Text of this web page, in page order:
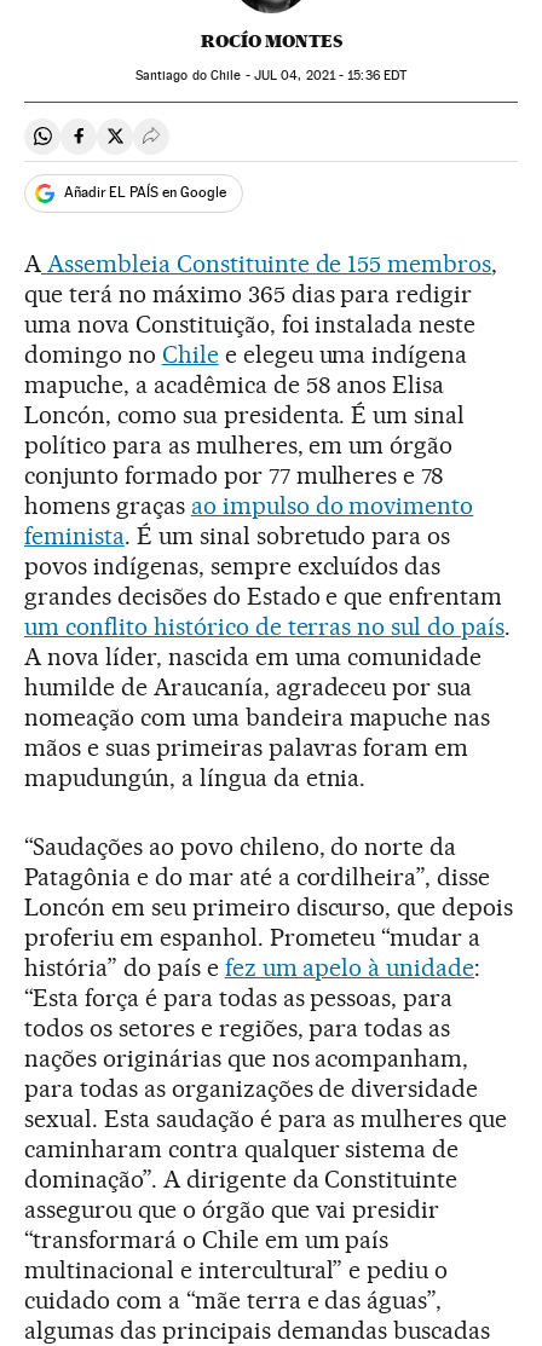
ROCÍO MONTES
Santiago do Chile - JUL 04, 2021 - 15:36EDT
Compartir en Whatsapp
Compartir en Facebook
Compartir en Twitter
Desplegar Redes Sociales
Añadir EL PAÍS en Google
AAssembleia Constituinte de 155 membros,
que terá no máximo 365 dias para redigir
uma nova Constituição, foi instalada neste
domingo no Chilee elegeu uma indígena
mapuche, a acadêmica de 58 anos Elisa
Loncón, como sua presidenta. É um sinal
político para as mulheres, em um órgão
conjunto formado por 77 mulheres e 78
homens graças ao impulso do movimento
feminista. É um sinal sobretudo para os
povos indígenas, sempre excluídos das
grandes decisões do Estado e que enfrentam
um conflito histórico de terras no sul do país.
A nova líder, nascida em uma comunidade
humilde de Araucanía, agradeceu por sua
nomeação com uma bandeira mapuche nas
mãos e suas primeiras palavras foram em
mapudungún, a língua da etnia.
“Saudações ao povo chileno, do norte da
Patagônia e do mar até a cordilheira”, disse
Loncón em seu primeiro discurso, que depois
proferiu em espanhol. Prometeu “mudar a
história” do país e fez um apelo à unidade:
“Esta força é para todas as pessoas, para
todos os setores e regiões, para todas as
nações originárias que nos acompanham,
para todas as organizações de diversidade
sexual. Esta saudação é para as mulheres que
caminharam contra qualquer sistema de
dominação”. A dirigente da Constituinte
assegurou que o órgão que vai presidir
“transformará o Chile em um país
multinacional e intercultural” e pediu o
cuidado com a “mãe terra e das águas”,
algumas das principais demandas buscadas